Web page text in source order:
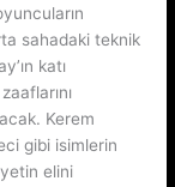
sahadaki teknik
katı
Kerem
gibi isimlerin
elini